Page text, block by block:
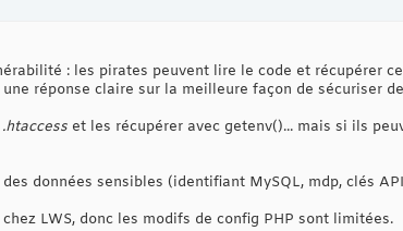
: les pirates peuvent lire le code et récupérer
réponse claire sur la meilleure façon de sécuriser
.htaccess et les récupérer avec getenv()... mais si ils
données sensibles (identifiant MySQL, mdp, clés
LWS, donc les modifs de config PHP sont limitées.